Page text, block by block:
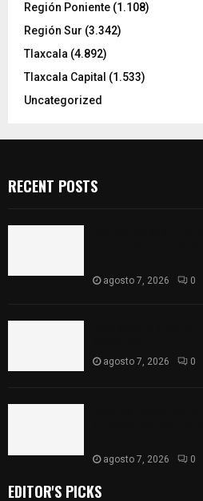
Región Poniente (1.108)
Región Sur (3.342)
Tlaxcala (4.892)
Tlaxcala Capital (1.533)
Uncategorized
RECENT POSTS
agosto 7, 2026 0
agosto 7, 2026 0
agosto 7, 2026 0
EDITOR'S PICKS